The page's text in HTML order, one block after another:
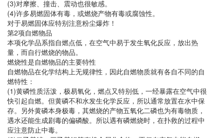
(3)对摩擦、撞击、震动也很敏感。
(4)许多易燃固体有毒，或燃烧产物有毒或腐蚀性。
对于易燃固体应特别注意粉尘爆炸！
第2项自燃物品
本项化学品系指自燃点低，在空气中易于发生氧化反应，放出热
量，而自行燃烧的物品。
燃烧性是自燃物品的主要特性
自燃物品在化学结构上无规律性，因此自燃物质就有各自不同的自
燃特性：
(1)黄磷性质活泼，极易氧化，燃点又特别低，一经暴露在空气中很
快引起自燃。但黄磷不和水发生化学反应，所以通常放置在水中保
存。另外黄磷本身极毒，其燃烧的产物五氧化二磷也为有毒物质，
遇水还能生成剧毒的偏磷酸。所以遇有磷燃烧时，在扑救的过程中
应注意防止中毒。